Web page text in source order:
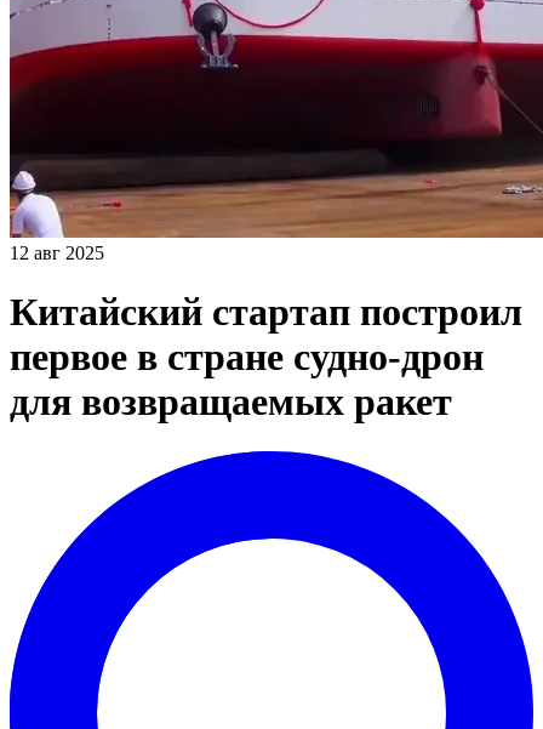
12 авг 2025
Китайский стартап построил
первое в стране судно-дрон
для возвращаемых ракет